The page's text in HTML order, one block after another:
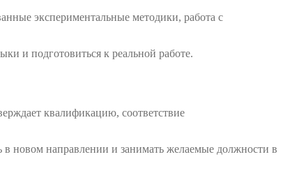
экспериментальные методики, работа с
и подготовиться к реальной работе.
квалификацию, соответствие
новом направлении и занимать желаемые должности в